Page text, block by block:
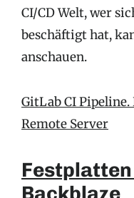
CI/CD Welt, wer
beschäftigt hat,
anschauen.
GitLab CI
Remote Server